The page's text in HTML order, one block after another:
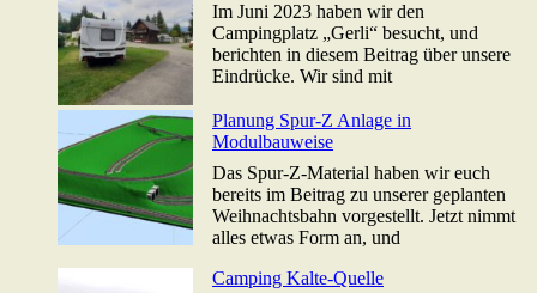
Im Juni 2023 haben wir den
Campingplatz „Gerli“ besucht, und
berichten in diesem Beitrag über unsere
Eindrücke. Wir sind mit
Planung Spur-Z Anlage in
Modulbauweise
Das Spur-Z-Material haben wir euch
bereits im Beitrag zu unserer geplanten
Weihnachtsbahn vorgestellt. Jetzt nimmt
alles etwas Form an, und
Camping Kalte-Quelle